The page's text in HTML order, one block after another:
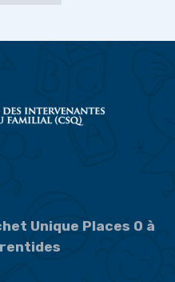
Unique Places 0 à